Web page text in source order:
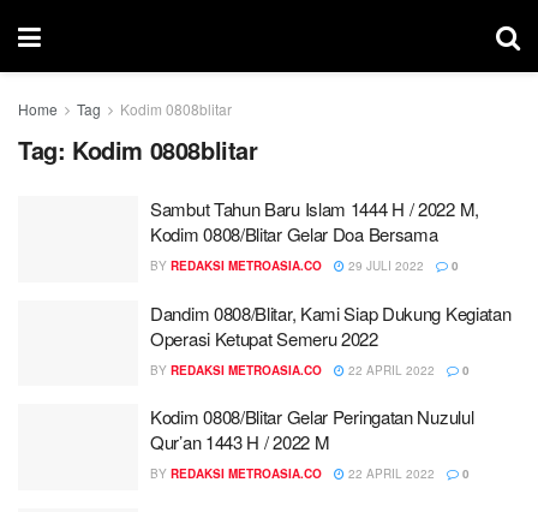
Home Tag Kodim 0808blitar
Tag: Kodim 0808blitar
Sambut Tahun Baru Islam 1444 H / 2022 M,
Kodim 0808/Blitar Gelar Doa Bersama
BY REDAKSI METROASIA.CO 29 JULI 2022 0
Dandim 0808/Blitar, Kami Siap Dukung Kegiatan
Operasi Ketupat Semeru 2022
BY REDAKSI METROASIA.CO 22 APRIL 2022 0
Kodim 0808/Blitar Gelar Peringatan Nuzulul
Qur’an 1443 H / 2022 M
BY REDAKSI METROASIA.CO 22 APRIL 2022 0